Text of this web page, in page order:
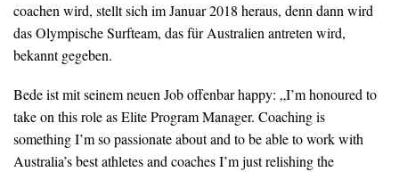
coachen wird, stellt sich im Januar 2018 heraus, denn dann wird
das Olympische Surfteam, das für Australien antreten wird,
bekannt gegeben.
Bede ist mit seinem neuen Job offenbar happy: „I’m honoured to
take on this role as Elite Program Manager. Coaching is
something I’m so passionate about and to be able to work with
Australia’s best athletes and coaches I’m just relishing the